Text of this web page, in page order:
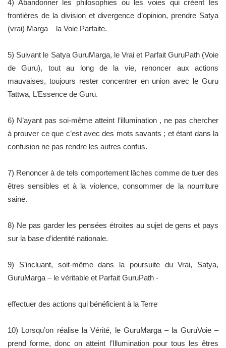
4) Abandonner les philosophies ou les voies qui créent les
frontières de la division et divergence d’opinion, prendre Satya
(vrai) Marga – la Voie Parfaite.
5) Suivant le Satya GuruMarga, le Vrai et Parfait GuruPath (Voie
de Guru), tout au long de la vie, renoncer aux actions
mauvaises, toujours rester concentrer en union avec le Guru
Tattwa, L’Essence de Guru.
6) N’ayant pas soi-même atteint l’illumination , ne pas chercher
à prouver ce que c’est avec des mots savants ; et étant dans la
confusion ne pas rendre les autres confus.
7) Renoncer à de tels comportement lâches comme de tuer des
êtres sensibles et à la violence, consommer de la nourriture
saine.
8) Ne pas garder les pensées étroites au sujet de gens et pays
sur la base d’identité nationale.
9) S’incluant, soit-même dans la poursuite du Vrai, Satya,
GuruMarga – le véritable et Parfait GuruPath -
effectuer des actions qui bénéficient à la Terre
10) Lorsqu’on réalise la Vérité, le GuruMarga – la GuruVoie –
prend forme, donc on atteint l’Illumination pour tous les êtres